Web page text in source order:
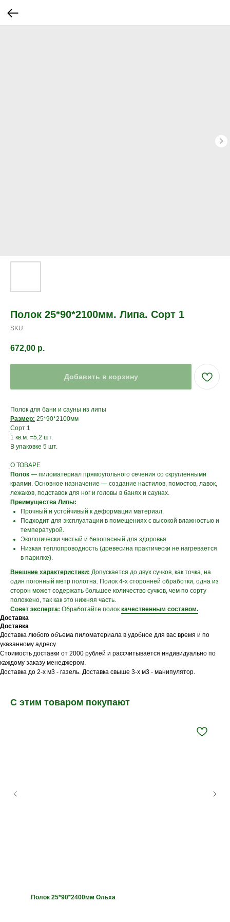
Полок 25*90*2100мм. Липа. Сорт 1
SKU:
672,00 р.
Добавить в корзину
Полок для бани и сауны из липы
Размер: 25*90*2100мм
Сорт 1
1 кв.м. =5,2 шт.
В упаковке 5 шт.
О ТОВАРЕ
Полок — пиломатериал прямоугольного сечения со скругленными
краями. Основное назначение — создание настилов, помостов, лавок,
лежаков, подставок для ног и головы в банях и саунах.
Преимущества Липы:
Прочный и устойчивый к деформации материал.
Подходит для эксплуатации в помещениях с высокой влажностью и
температурой.
Экологически чистый и безопасный для здоровья.
Низкая теплопроводность (древесина практически не нагревается
в парилке).
Внешние характеристики: Допускается до двух сучков, как точка, на
один погонный метр полотна. Полок 4-х сторонней обработки, одна из
сторон может содержать большее количество сучков, чем по сорту
положено, так как это нижняя часть.
Совет эксперта: Обработайте полок качественным составом.
Доставка
Доставка
Доставка любого объема пиломатериала в удобное для вас время и по
указанному адресу.
Стоимость доставки от 2000 рублей и рассчитывается индивидуально по
каждому заказу менеджером.
Доставка до 2-х м3 - газель. Доставка свыше 3-х м3 - манипулятор.
С этим товаром покупают
Полок 25*90*2400мм Ольха